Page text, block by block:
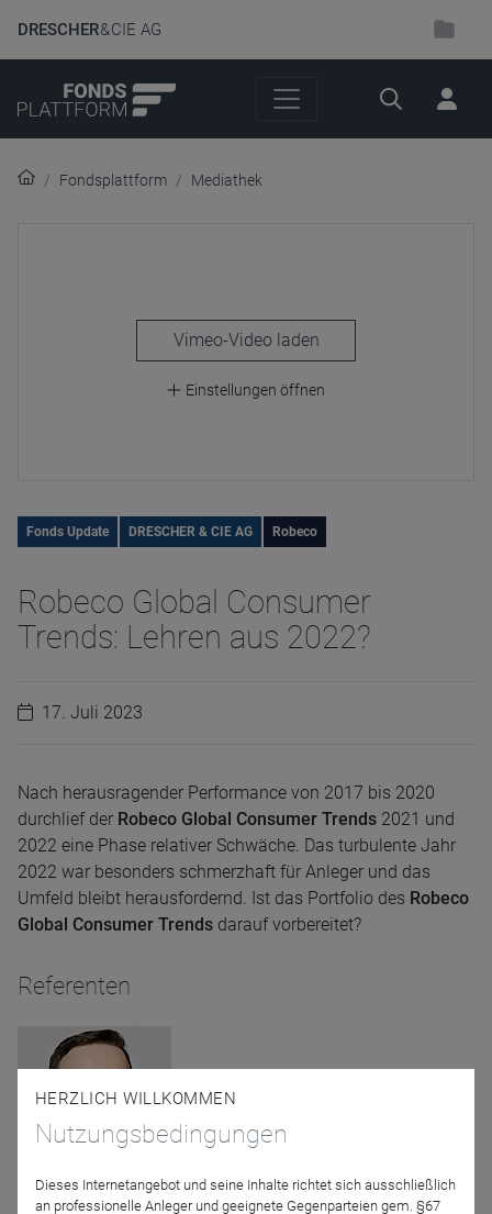
DRESCHER& CIE AG
Suche
Fondsplattform Mediathek
laden
Einstellungen öffnen
Fonds Update DRESCHER & CIE AG Robeco
Robeco Global Consumer
Trends: Lehren aus 2022?
17. Juli 2023
Nach herausragender Performance von 2017 bis 2020
durchlief der Robeco Global Consumer Trends 2021 und
2022 eine Phase relativer Schwäche. Das turbulente Jahr
2022 war besonders schmerzhaft für Anleger und das
Umfeld bleibt herausfordernd. Ist das Portfolio des Robeco
Global Consumer Trends darauf vorbereitet?
Referenten
Sebastian Schmidt
HERZLICH WILLKOMMEN
Nutzungsbedingungen
Dieses Internetangebot und seine Inhalte richtet sich ausschließlich
an professionelle Anleger und geeignete Gegenparteien gem. §67